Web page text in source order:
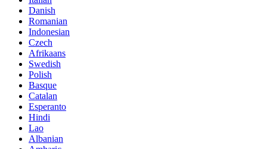
Danish
Romanian
Indonesian
Czech
Afrikaans
Swedish
Polish
Basque
Catalan
Esperanto
Hindi
Lao
Albanian